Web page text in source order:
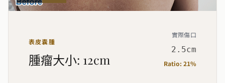
表皮囊腫
腫瘤大小: 12cm
實際傷口
2.5cm
Ratio: 21%